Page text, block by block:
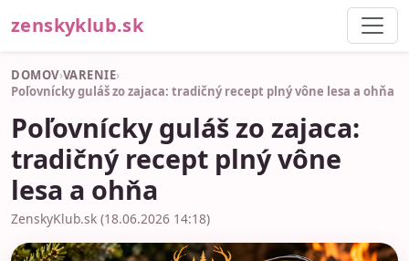
zenskyklub.sk
DOMOV›VARENIE›
Poľovnícky guláš zo zajaca: tradičný recept plný vône lesa a ohňa
Poľovnícky guláš zo zajaca:
tradičný recept plný vône
lesa a ohňa
ZenskyKlub.sk (18.06.2026 14:18)